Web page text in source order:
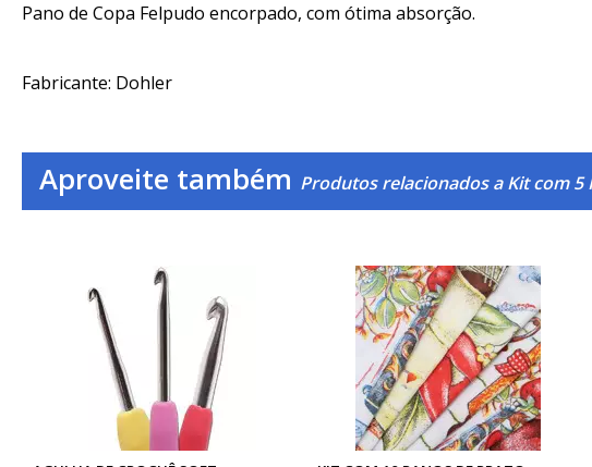
Pano de Copa Felpudo encorpado, com ótima absorção.
Fabricante: Dohler
Aproveite também Produtos relacionados a Kit com 5